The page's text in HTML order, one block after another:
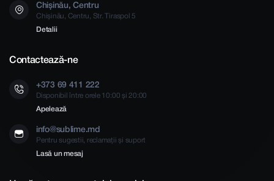
Chișinău, Centru
Chișinău, Centru, Str. Tiraspol 5
Detalii
Contactează-ne
+373 69 411 222
Disponibil între orele 10:00 și 20:00
Apelează
info@sublime.md
Pentru sugestii, reclamații și suport
Lasă un mesaj